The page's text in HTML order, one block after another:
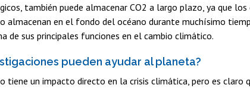
también puede almacenar CO2 a largo plazo, ya que
almacenan en el fondo del océano durante muchísimo
de sus principales funciones en el cambio climático.
pueden ayudar al planeta?
tiene un impacto directo en la crisis climática, pero es claro